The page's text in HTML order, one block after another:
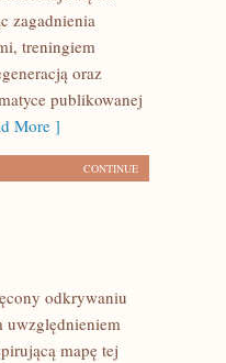
zagadnienia
treningiem
oraz
publikowanej
More ]
CONTINUE
odkrywaniu
uwzględnieniem
mapę tej